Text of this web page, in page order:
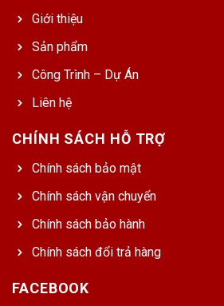
Giới thiệu
Sản phẩm
Công Trình – Dự Án
Liên hệ
CHÍNH SÁCH HỖ TRỢ
Chính sách bảo mật
Chính sách vận chuyển
Chính sách bảo hành
Chính sách đổi trả hàng
FACEBOOK